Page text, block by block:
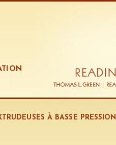
À BASSE PRESSION